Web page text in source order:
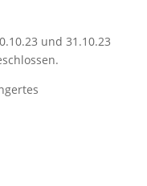
und 31.10.23